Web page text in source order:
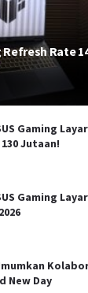
Rate
Gaming
Jutaan!
Gaming
New Day